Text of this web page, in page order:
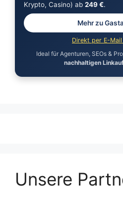
Krypto, Casino) ab 249 €.
Mehr zu
Direkt per E-
Ideal für Agenturen, SEOs &
nachhaltigen
Unsere